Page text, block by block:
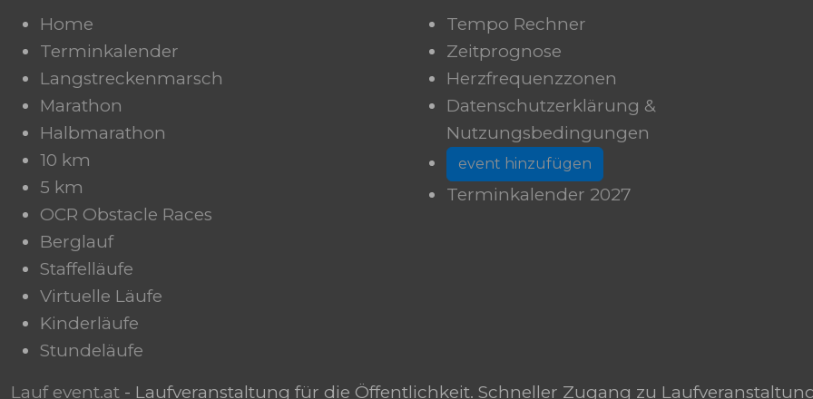
Home
Terminkalender
Langstreckenmarsch
Marathon
Halbmarathon
10 km
5 km
OCR Obstacle Races
Berglauf
Staffelläufe
Virtuelle Läufe
Kinderläufe
Stundeläufe
Tempo Rechner
Zeitprognose
Herzfrequenzzonen
Datenschutzerklärung &
Nutzungsbedingungen
event hinzufügen
Terminkalender 2027
Lauf event.at - Laufveranstaltung für die Öffentlichkeit. Schneller Zugang zu